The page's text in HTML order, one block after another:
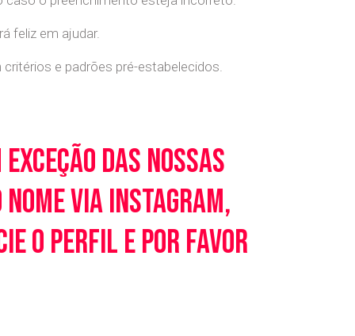
feliz em ajudar.
e padrões pré-estabelecidos.
das nossas
via Instagram,
o perfil e por favor